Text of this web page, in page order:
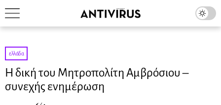
ελλάδα
Η δική του Μητροπολίτη Αμβρόσιου –
συνεχής ενημέρωση